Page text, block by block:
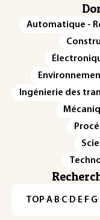
Automatique -
Ingénierie des
TOP·A·B·C· D· E· F·G·